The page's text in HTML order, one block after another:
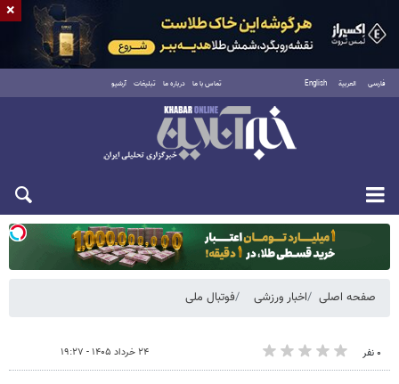
فارسی العربية English تماس با ما درباره ما تبلیغات آرشیو
یکشنبه ۱۸ مرداد ۱۴۰۵
صفحه اصلی اخبار ورزشی فوتبال ملی
۰ نفر ۲۴ خرداد ۱۴۰۵ - ۱۹:۲۷
×